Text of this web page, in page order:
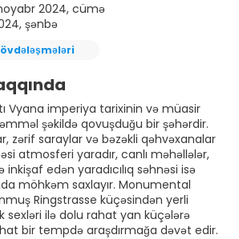
2024, cümə
şənbə
Vyana imperiya tarixinin və müasir
şəkildə qovuşduğu bir şəhərdir.
zərif saraylar və bəzəkli qəhvəxanalar
atmosferi yaradır, canlı məhəllələr,
edən yaradıcılıq səhnəsi isə
möhkəm saxlayır. Monumental
Ringstrasse küçəsindən yerli
sexləri ilə dolu rahat yan küçələrə
bir tempdə araşdırmağa dəvət edir.